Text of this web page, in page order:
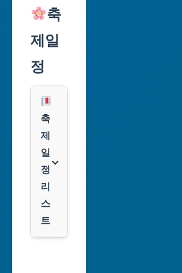
인
광
역
광
주
광
역
시
대
전
광
리
익
스
레
쿠
팡
클
룩
축
제일
정
축
제
일
정
리
스
트